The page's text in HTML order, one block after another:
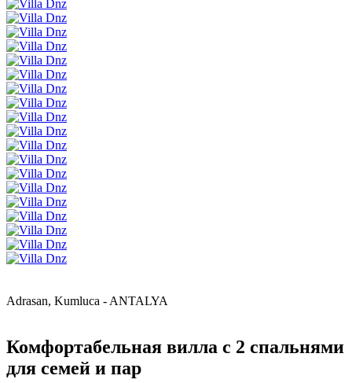
Adrasan, Kumluca - ANTALYA
Комфортабельная вилла с 2 спальнями
для семей и пар